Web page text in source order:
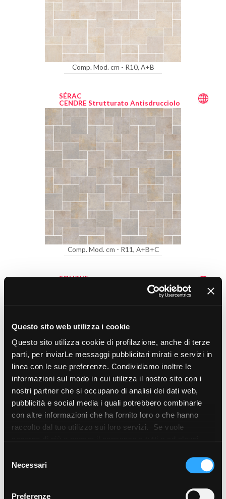
Questo sito web utilizza i cookie
Questo sito utilizza cookie di profilazione, anche di terze
parti, per inviarLe messaggi pubblicitari mirati e servizi in
linea con le sue preferenze. Condividiamo inoltre le
informazioni sul modo in cui utilizza il nostro sito con i
nostri partner che si occupano di analisi dei dati web,
pubblicità e social media i quali potrebbero combinarle
con altre informazioni che ha fornito loro o che hanno
raccolto dal tuo utilizzo sui loro servizi. Se vuole
cliccando sul tasto “Accetta i cookie”. Se non vuole i
cookie di profilazione può negare il consenso sul tasto
delNecessari
Preferenze
Comp. Mod. cm - R10, A+B
SÉRAC
CENDRE Strutturato Antisdrucciolo
Comp. Mod. cm - R11, A+B+C
SOLITHE
CLAIR Strutturato Antisdrucciolo
Comp. Mod. cm - R11, A+B+C